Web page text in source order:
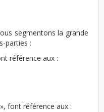
segmentons la grande
parties :
référence aux :
font référence aux :